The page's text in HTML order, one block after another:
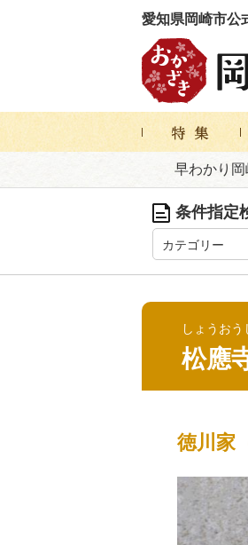
愛知県岡崎市公
早わかり岡
条件指定
カテゴリー
しょうお
松應
徳川家